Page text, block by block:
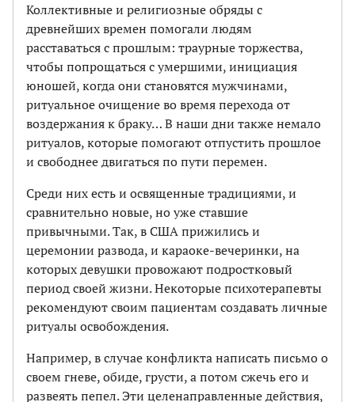
Коллективные и религиозные обряды с
древнейших времен помогали людям
расставаться с прошлым: траурные торжества,
чтобы попрощаться с умершими, инициация
юношей, когда они становятся мужчинами,
ритуальное очищение во время перехода от
воздержания к браку… В наши дни также немало
ритуалов, которые помогают отпустить прошлое
и свободнее двигаться по пути перемен.
Среди них есть и освященные традициями, и
сравнительно новые, но уже ставшие
привычными. Так, в США прижились и
церемонии развода, и караоке-вечеринки, на
которых девушки провожают подростковый
период своей жизни. Некоторые психотерапевты
рекомендуют своим пациентам создавать личные
ритуалы освобождения.
Например, в случае конфликта написать письмо о
своем гневе, обиде, грусти, а потом сжечь его и
развеять пепел. Эти целенаправленные действия,